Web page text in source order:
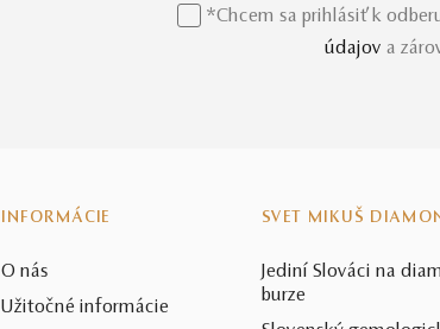
*Chcem sa prihlásiť k
údajov a
INFORMÁCIE
O nás
Užitočné informácie
SVET MIKUŠ
Jediní Slováci na
burze